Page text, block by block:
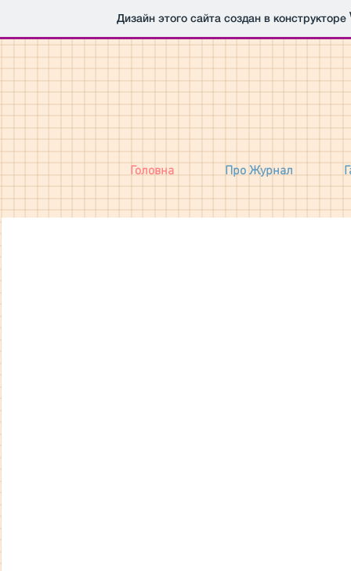
Дизайн этого сайта создан в конструкторе
Головна Про Журнал